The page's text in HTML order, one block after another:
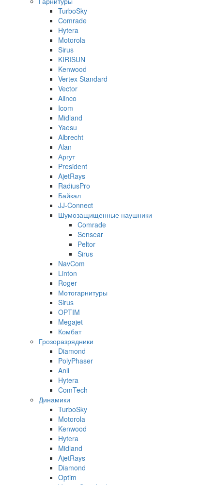
TurboSky
Comrade
Hytera
Motorola
Sirus
KIRISUN
Kenwood
Vertex Standard
Vector
Alinco
Icom
Midland
Yaesu
Albrecht
Alan
Аргут
President
AjetRays
RadiusPro
Байкал
JJ-Connect
Шумозащищенные наушники
Comrade
Sensear
Peltor
Sirus
NavCom
Linton
Roger
Мотогарнитуры
Sirus
OPTIM
Megajet
Комбат
Грозоразрядники
Diamond
PolyPhaser
Anli
Hytera
ComTech
Динамики
TurboSky
Motorola
Kenwood
Hytera
Midland
AjetRays
Diamond
Optim